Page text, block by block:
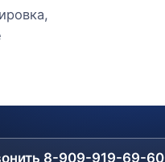
8-909-919-69-60